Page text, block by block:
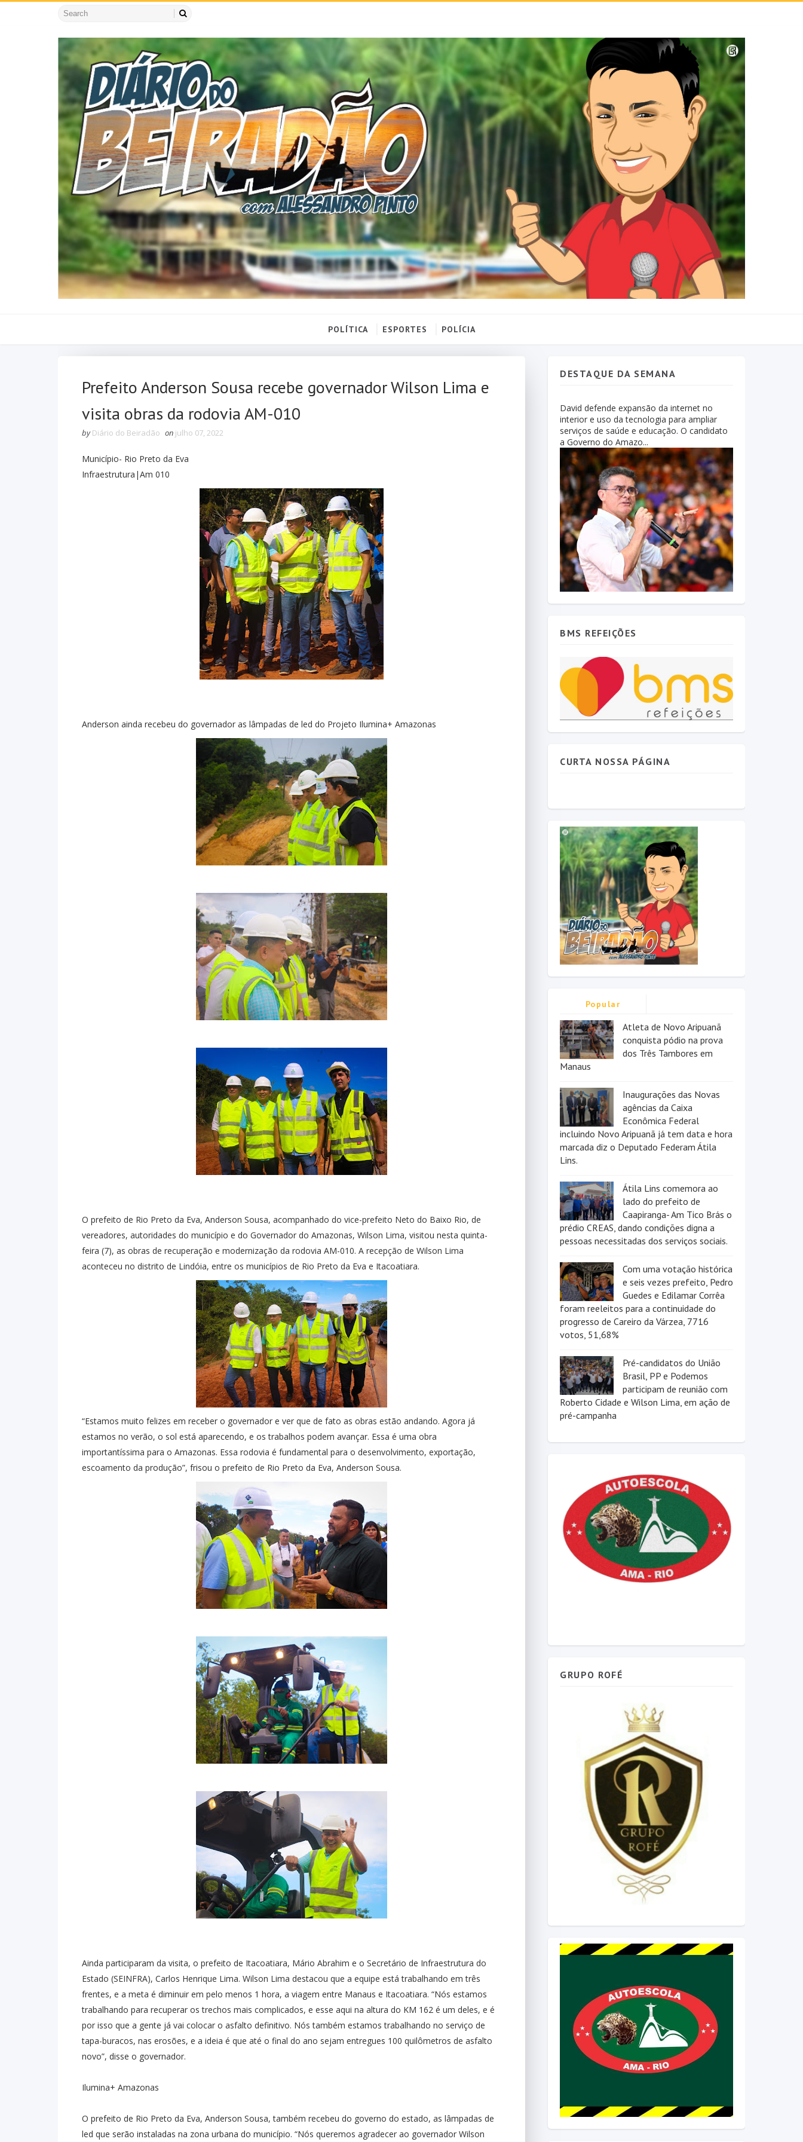
POLÍTICA ESPORTES POLÍCIA
Prefeito Anderson Sousa recebe governador Wilson Lima e
visita obras da rodovia AM-010
by Diário do Beiradão on julho 07, 2022
Município- Rio Preto da Eva
Infraestrutura|Am 010
Anderson ainda recebeu do governador as lâmpadas de led do Projeto Ilumina+ Amazonas
O prefeito de Rio Preto da Eva, Anderson Sousa, acompanhado do vice-prefeito Neto do Baixo Rio, de
vereadores, autoridades do município e do Governador do Amazonas, Wilson Lima, visitou nesta quinta-
feira (7), as obras de recuperação e modernização da rodovia AM-010. A recepção de Wilson Lima
aconteceu no distrito de Lindóia, entre os municípios de Rio Preto da Eva e Itacoatiara.
“Estamos muito felizes em receber o governador e ver que de fato as obras estão andando. Agora já
estamos no verão, o sol está aparecendo, e os trabalhos podem avançar. Essa é uma obra
importantíssima para o Amazonas. Essa rodovia é fundamental para o desenvolvimento, exportação,
escoamento da produção”, frisou o prefeito de Rio Preto da Eva, Anderson Sousa.
Ainda participaram da visita, o prefeito de Itacoatiara, Mário Abrahim e o Secretário de Infraestrutura do
Estado (SEINFRA), Carlos Henrique Lima. Wilson Lima destacou que a equipe está trabalhando em três
frentes, e a meta é diminuir em pelo menos 1 hora, a viagem entre Manaus e Itacoatiara. “Nós estamos
trabalhando para recuperar os trechos mais complicados, e esse aqui na altura do KM 162 é um deles, e é
por isso que a gente já vai colocar o asfalto definitivo. Nós também estamos trabalhando no serviço de
tapa-buracos, nas erosões, e a ideia é que até o final do ano sejam entregues 100 quilômetros de asfalto
novo”, disse o governador.
Ilumina+ Amazonas
O prefeito de Rio Preto da Eva, Anderson Sousa, também recebeu do governo do estado, as lâmpadas de
led que serão instaladas na zona urbana do município. “Nós queremos agradecer ao governador Wilson
DESTAQUE DA SEMANA
David defende expansão da internet no
interior e uso da tecnologia para ampliar
serviços de saúde e educação. O candidato
a Governo do Amazo...
BMS REFEIÇÕES
CURTA NOSSA PÁGINA
Popular
Atleta de Novo Aripuanã
conquista pódio na prova
dos Três Tambores em
Manaus
Inaugurações das Novas
agências da Caixa
Econômica Federal
incluindo Novo Aripuanã já tem data e hora
marcada diz o Deputado Federam Átila
Lins.
Átila Lins comemora ao
lado do prefeito de
Caapiranga- Am Tico Brás o
prédio CREAS, dando condições digna a
pessoas necessitadas dos serviços sociais.
Com uma votação histórica
e seis vezes prefeito, Pedro
Guedes e Edilamar Corrêa
foram reeleitos para a continuidade do
progresso de Careiro da Várzea, 7716
votos, 51,68%
Pré-candidatos do União
Brasil, PP e Podemos
participam de reunião com
Roberto Cidade e Wilson Lima, em ação de
pré-campanha
GRUPO ROFÉ